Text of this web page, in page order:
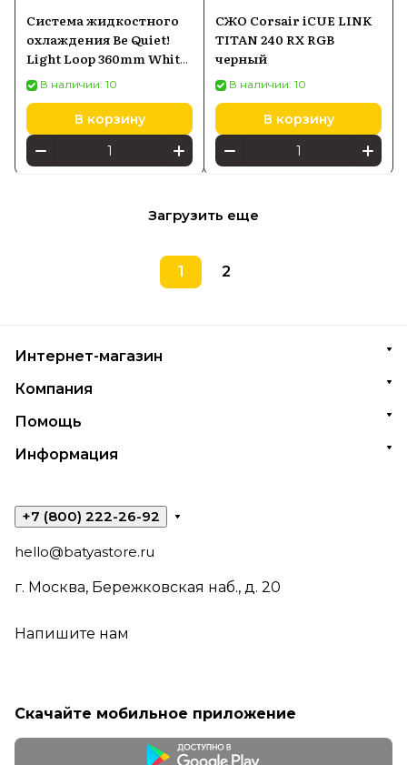
Система жидкостного
охлаждения Be Quiet!
Light Loop 360mm White
3x120mm (BW023)
В наличии: 10
В корзину
СЖО Corsair iCUE LINK
TITAN 240 RX RGB
черный
В наличии: 10
В корзину
Загрузить еще
1 2
Интернет-магазин
Компания
Помощь
Информация
+7 (800) 222-26-92
hello@batyastore.ru
г. Москва, Бережковская наб., д. 20
Напишите нам
Скачайте мобильное приложение